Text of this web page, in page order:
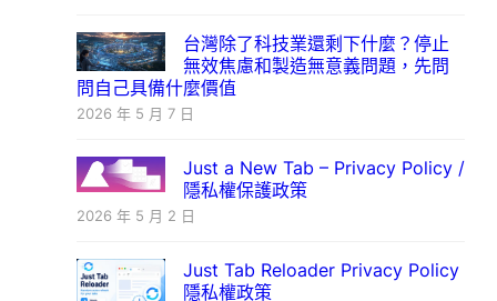
台灣除了科技業還剩下什麼？停止
無效焦慮和製造無意義問題，先問
問自己具備什麼價值
2026 年 5 月 7 日
Just a New Tab – Privacy Policy /
隱私權保護政策
2026 年 5 月 2 日
Just Tab Reloader Privacy Policy
隱私權政策